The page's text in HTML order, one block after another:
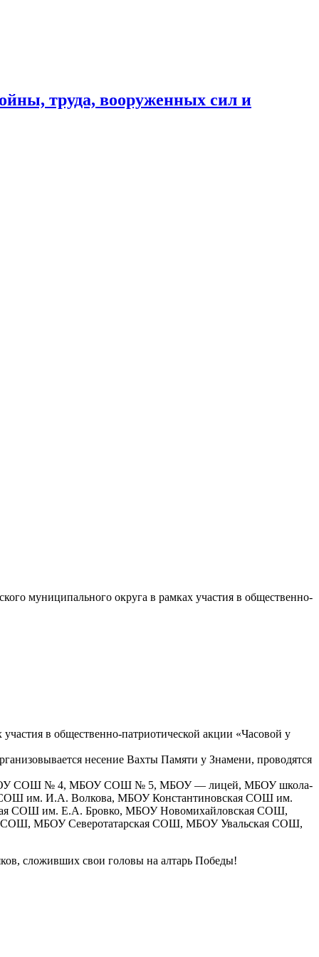
труда, вооруженных сил и
муниципального округа в рамках участия в общественно-
в общественно-патриотической акции «Часовой у
несение Вахты Памяти у Знамени, проводятся
МБОУ СОШ № 4, МБОУ СОШ № 5, МБОУ — лицей, МБОУ школа-
им. И.А. Волкова, МБОУ Константиновская СОШ им.
СОШ им. Е.А. Бровко, МБОУ Новомихайловская СОШ,
МБОУ Северотатарская СОШ, МБОУ Увальская СОШ,
сложивших свои головы на алтарь Победы!